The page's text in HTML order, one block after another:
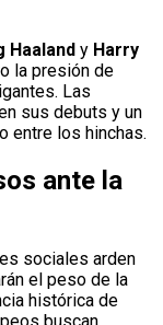
Haaland y Harry
la presión de
Las
sus debuts y un
entre los hinchas.
ante la
sociales arden
el peso de la
histórica de